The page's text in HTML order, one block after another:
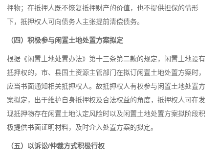
押物；在抵押人既不恢复抵押财产的价值，也不提供担保的情形
下，抵押权人可向债务人主张提前清偿债务。
（四）积极参与闲置土地处置方案拟定
根据《闲置土地处置办法》第十三条第二款的规定，闲置土地设有
抵押权的，市、县国土资源主管部门在拟订闲置土地处置方案时，
应当书面通知相关抵押权人。故抵押权人有权参与闲置土地处置方
案拟定，出于维护自身抵押权及合法权益的角度，抵押权人可在发
现抵押物存在闲置土地认定风险时以及闲置土地处置方案拟阶段积
极提供书面证明材料，及时介入处置方案的拟定。
（五）以诉讼/仲裁方式积极行权